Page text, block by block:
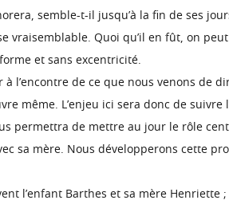
semble-t-il jusqu’à la fin de ses
vraisemblable. Quoi qu’il en fût, on
et sans excentricité.
l’encontre de ce que nous venons de
même. L’enjeu ici sera donc de
permettra de mettre au jour le rôle
sa mère. Nous développerons cette
l’enfant Barthes et sa mère Henriette ;